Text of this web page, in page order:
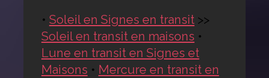
• Soleil en Signes en transit>>
Soleil en transit en maisons •
Lune en transit en Signes et
Maisons • Mercure en transit en